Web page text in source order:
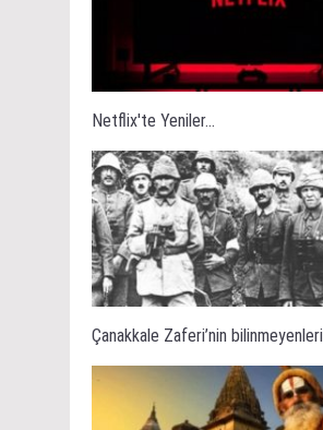
Netflix'te Yeniler...
Çanakkale Zaferi’nin bilinmeyenleri